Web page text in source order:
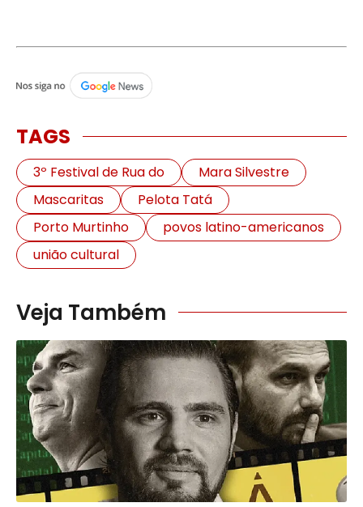
TAGS
3º Festival de Rua do
Mara Silvestre
Mascaritas
Pelota Tatá
Porto Murtinho
povos latino-americanos
união cultural
Veja Também